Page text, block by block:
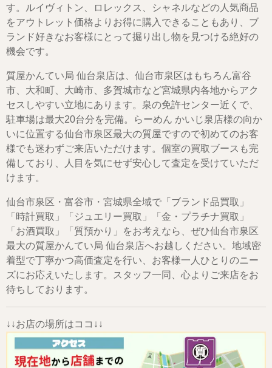
す。ルイヴィトン、ロレックス、シャネルなどの人気商品
をアウトレット価格よりお得に購入できることもあり、ブ
ランド好きなお客様にとって掘り出し物を見つける絶好の
機会です。
質屋かんてい局 仙台泉店は、仙台市泉区はもちろん富谷
市、大和町、大崎市、多賀城市など宮城県内各地からアク
セスしやすい立地にあります。泉の免許センター近くで、
駐車場は最大20台分を完備。らーめん かいじ泉店様の向か
いに位置する仙台市泉区最大の質屋ですので初めてのお客
様でも迷わずご来店いただけます。個室の買取ブースも完
備しており、人目を気にせず安心して査定を受けていただ
けます。
仙台市泉区・富谷市・宮城県全域で「ブランド品買取」
「時計買取」「ジュエリー買取」「金・プラチナ買取」
「お酒買取」「質預かり」をお考えなら、ぜひ仙台市泉区
最大の質屋かんてい局 仙台泉店へお越しください。地域密
着型で丁寧かつ高価査定を行い、お客様一人ひとりのニー
ズにお応えいたします。スタッフ一同、心よりご来店をお
待ちしております。
↓↓お店の場所はココ↓↓